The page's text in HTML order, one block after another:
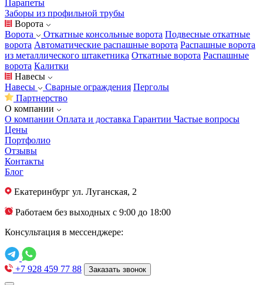
Парапеты
Заборы из профильной трубы
Ворота
Ворота
Откатные консольные ворота Подвесные откатные
ворота Автоматические распашные ворота Распашные ворота
из металлического штакетника Откатные ворота Распашные
ворота Калитки
Навесы
Навесы
Сварные ограждения Перголы
Партнерство
О компании
О компании Оплата и доставка Гарантии Частые вопросы
Цены
Портфолио
Отзывы
Контакты
Блог
Екатеринбург ул. Луганская, 2
Работаем без выходных с 9:00 до 18:00
Консультация в мессенджере:
+7 928 459 77 88 Заказать звонок